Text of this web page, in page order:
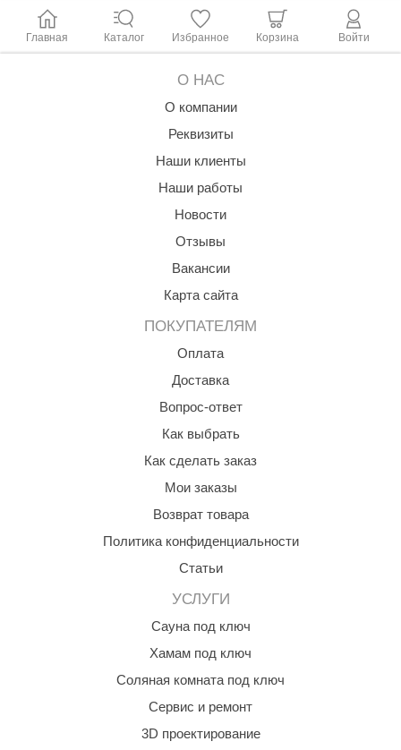
Главная Каталог Избранное Корзина Войти
О НАС
О компании
Реквизиты
Наши клиенты
Наши работы
Новости
Отзывы
Вакансии
Карта сайта
ПОКУПАТЕЛЯМ
Оплата
Доставка
Вопрос-ответ
Как выбрать
Как сделать заказ
Мои заказы
Возврат товара
Политика конфиденциальности
Статьи
УСЛУГИ
Сауна под ключ
Хамам под ключ
Соляная комната под ключ
Сервис и ремонт
3D проектирование